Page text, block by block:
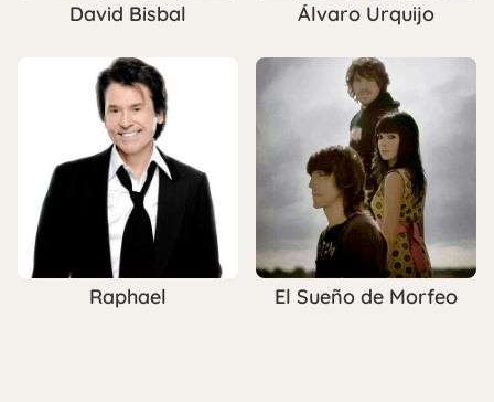
David Bisbal Álvaro Urquijo
Raphael El Sueño de Morfeo